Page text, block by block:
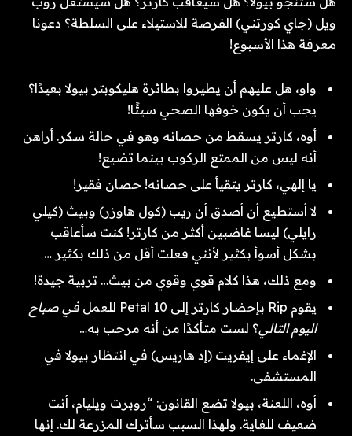
ويل (جاي كورتني) الفرصة للاستيلاء على السلطة؟ دعونا
معرفة هذا الأسبوع!
واو، هل عليهم أن يطيروا بطائرة هليكوبتر بيولا بعيدًا؟
يجب أن يكون خوفها الصحي سيئًا!
أوه، كارتر يسقط من حصانه وهو في حالة سكر. أراهن
أنه ليس من الممتع الركوب بينما تضيع!
يا إلهي، كارتر يتقيأ على حصانه! حصان فقير!
لا أستطيع أن أصدق أن ريب (كول هاوزر) وبيث (كيلي
رايلي) ليسا غاضبين أكثر من كارتر! كنت سأعاقب
بشكل أسوأ بكثير لأنني فعلت أقل من ذلك بكثير …
ومع ذلك، هذا كلام قوي وقوي من بيث… تربية جيدة!
يقوم Rip بإحضار كارتر إلى 10 Petal للعمل
في صباح
اليوم التالي؟ لست متأكدًا من أنه مرحب به…
الإغماء على إيفريت (إد هاريس) في انتظار بيولا في
المستشفى.
أوه، اللعنة، بيولا تضع القانون: “روبرت ويليام، أنت
ضعيف للغاية. ولهذا السبب سأترك المزرعة لك. إنها